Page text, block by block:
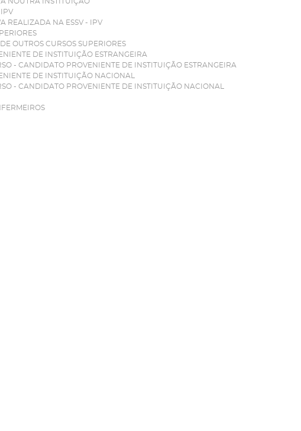
REALIZADA NA ESSV - IPV
OUTROS CURSOS SUPERIORES
DE INSTITUIÇÃO ESTRANGEIRA
- CANDIDATO PROVENIENTE DE INSTITUIÇÃO ESTRANGEIRA
DE INSTITUIÇÃO NACIONAL
- CANDIDATO PROVENIENTE DE INSTITUIÇÃO NACIONAL